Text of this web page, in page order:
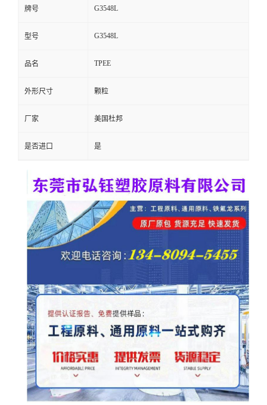
牌号 G3548L
型号 G3548L
品名 TPEE
外形尺寸 颗粒
厂家 美国杜邦
是否进口 是